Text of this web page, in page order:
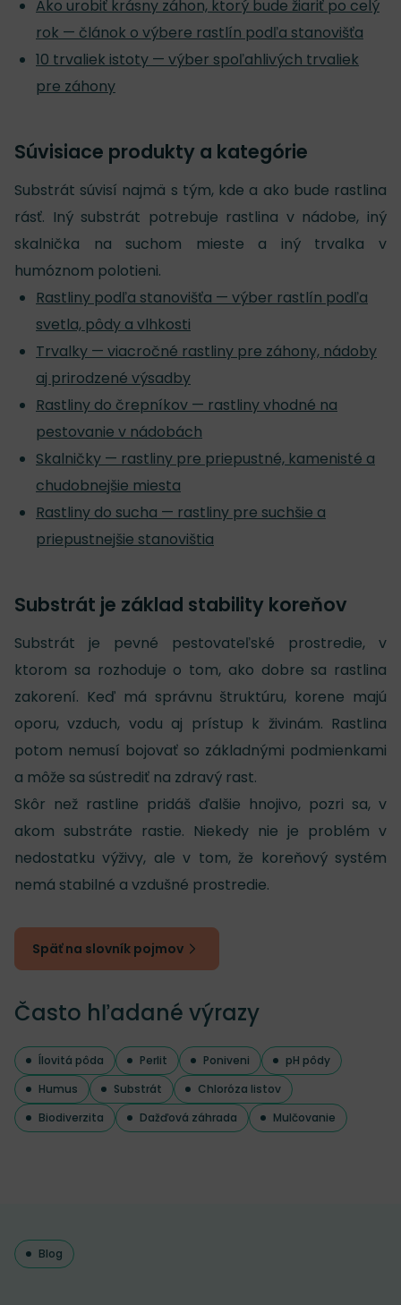
Ako urobiť krásny záhon, ktorý bude žiariť po celý
rok — článok o výbere rastlín podľa stanovišťa
10 trvaliek istoty — výber spoľahlivých trvaliek
pre záhony
Súvisiace produkty a kategórie
Substrát súvisí najmä s tým, kde a ako bude rastlina
rásť. Iný substrát potrebuje rastlina v nádobe, iný
skalnička na suchom mieste a iný trvalka v
humóznom polotieni.
Rastliny podľa stanovišťa — výber rastlín podľa
svetla, pôdy a vlhkosti
Trvalky — viacročné rastliny pre záhony, nádoby
aj prirodzené výsadby
Rastliny do črepníkov — rastliny vhodné na
pestovanie v nádobách
Skalničky — rastliny pre priepustné, kamenisté a
chudobnejšie miesta
Rastliny do sucha — rastliny pre suchšie a
priepustnejšie stanovištia
Substrát je základ stability koreňov
Substrát je pevné pestovateľské prostredie, v
ktorom sa rozhoduje o tom, ako dobre sa rastlina
zakorení. Keď má správnu štruktúru, korene majú
oporu, vzduch, vodu aj prístup k živinám. Rastlina
potom nemusí bojovať so základnými podmienkami
a môže sa sústrediť na zdravý rast.
Skôr než rastline pridáš ďalšie hnojivo, pozri sa, v
akom substráte rastie. Niekedy nie je problém v
nedostatku výživy, ale v tom, že koreňový systém
nemá stabilné a vzdušné prostredie.
Späť na slovník pojmov
Často hľadané výrazy
Ílovitá pôda Perlit Poniveni
pH pôdy
Humus
Substrát
Chloróza listov
Biodiverzita
Dažďová záhrada Mulčovanie
Blog